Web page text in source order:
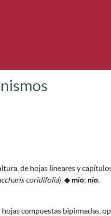
de hojas lineares y
coridifolia).◆ mío; nío.
compuestas bipinnadas,